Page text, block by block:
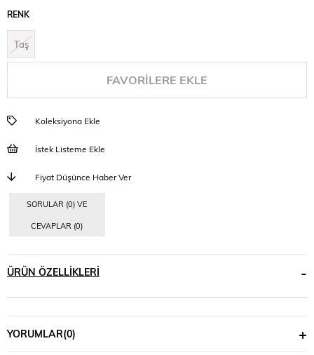
RENK
Taş
FAVORILERE EKLE
Koleksiyona Ekle
İstek Listeme Ekle
Fiyat Düşünce Haber Ver
SORULAR (0) VE
CEVAPLAR (0)
ÜRÜN ÖZELLIKLERI
YORUMLAR(0)